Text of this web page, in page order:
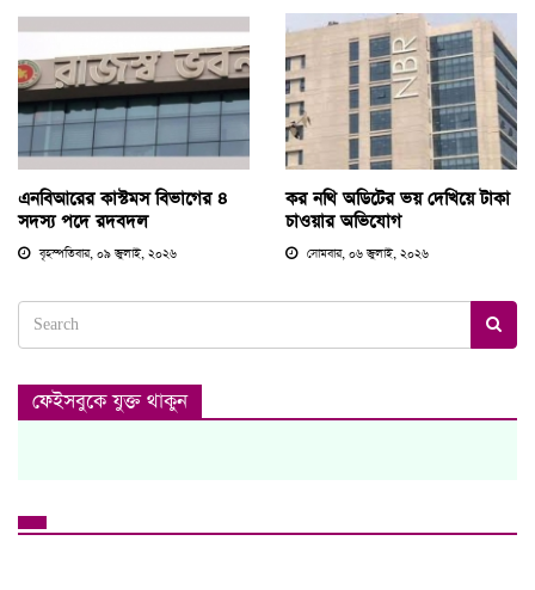
এনবিআরের কাস্টমস বিভাগের ৪
সদস্য পদে রদবদল
বৃহস্পতিবার, ০৯ জুলাই, ২০২৬
কর নথি অডিটের ভয় দেখিয়ে টাকা
চাওয়ার অভিযোগ
সোমবার, ০৬ জুলাই, ২০২৬
ফেইসবুকে যুক্ত থাকুন